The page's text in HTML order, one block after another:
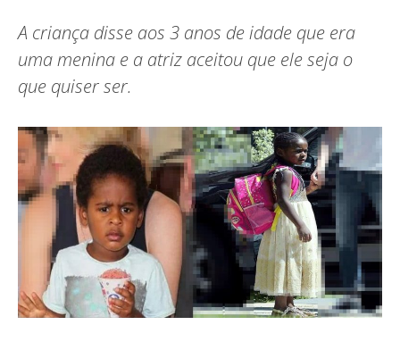
A criança disse aos 3 anos de idade que era
uma menina e a atriz aceitou que ele seja o
que quiser ser.